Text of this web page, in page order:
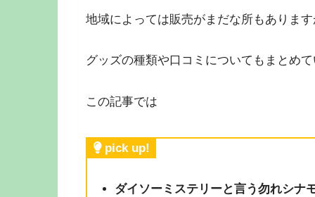
地域によっては販売がまだな所もありま
グッズの種類や口コミについてもまとめて
この記事では
pick up!
ダイソーミステリーと言う勿れシナ